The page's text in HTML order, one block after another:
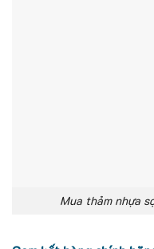
Mua thảm nhựa